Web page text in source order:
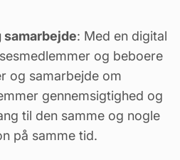
: Med en digital
og beboere
og samarbejde om
gennemsigtighed og
til den samme og nogle
på samme tid.